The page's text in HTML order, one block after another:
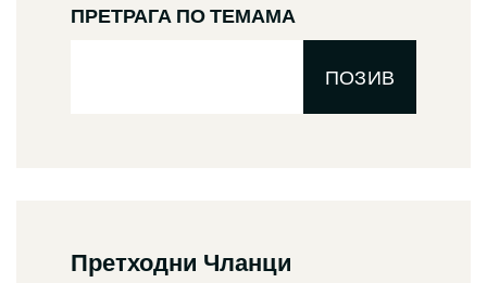
ПРЕТРАГА ПО ТЕМАМА
ПОЗИВ
Претходни Чланци